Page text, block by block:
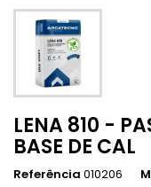
LENA 810 -
BASE DE CAL
Referência 010206